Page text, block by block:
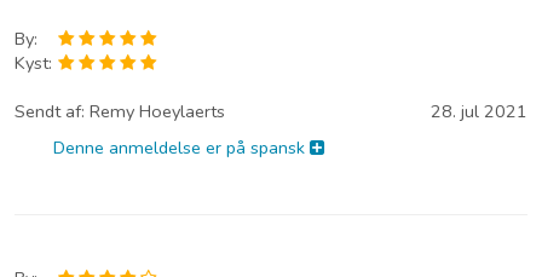
By:
Kyst:
Sendt af: Remy Hoeylaerts
28. jul 2021
Denne anmeldelse er på spansk